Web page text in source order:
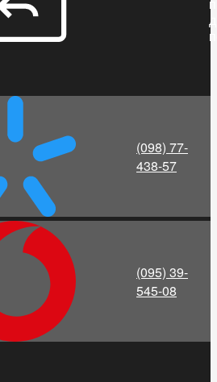
(098) 77-
438-57
(095) 39-
545-08